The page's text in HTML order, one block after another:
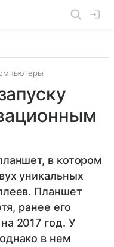
в котором
уникальных
Планшет
ранее его
2017 год. У
в нем